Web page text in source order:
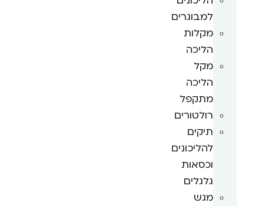
למבוגרים
מקלות
הליכה
מקל
הליכה
מתקפל
רולטורים
תיקים
להליכונים
וכסאות
גלגלים
מגש